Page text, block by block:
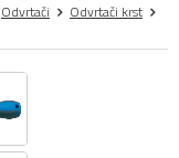
Odvrtači
Odvrtači krst